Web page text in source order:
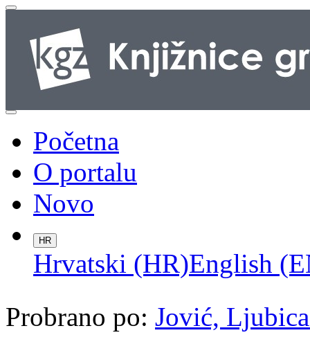
Početna
O portalu
Novo
HR
Hrvatski (HR)English
Probrano po: Jović,